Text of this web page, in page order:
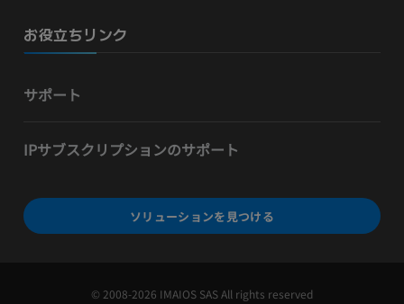
お役立ちリンク
サポート
IPサブスクリプションのサポート
ソリューションを見つける
© 2008-2026 IMAIOS SAS All rights reserved